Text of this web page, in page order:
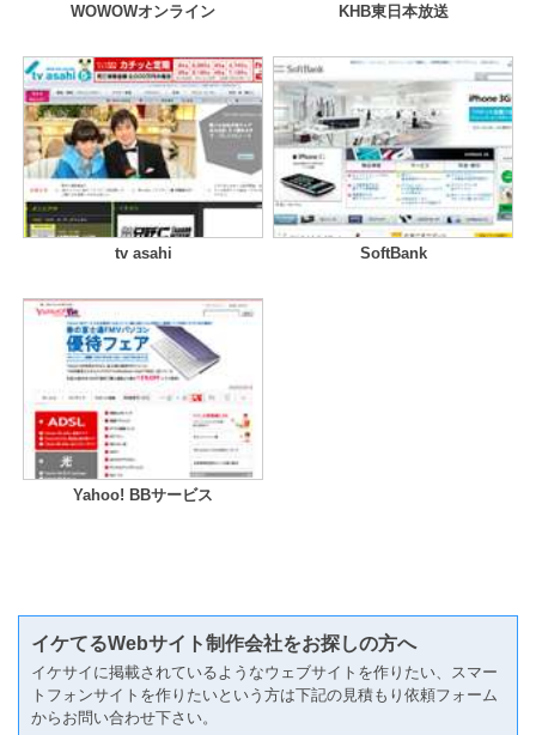
WOWOWオンライン KHB東日本放送
tv asahi SoftBank
Yahoo! BBサービス
イケてるWebサイト制作会社をお探しの方へ
イケサイに掲載されているようなウェブサイトを作りたい、スマー
トフォンサイトを作りたいという方は下記の見積もり依頼フォーム
からお問い合わせ下さい。